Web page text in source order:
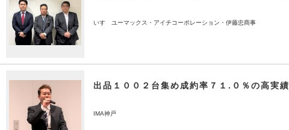
いすゞユーマックス・アイチコーポレーション・伊藤忠商事
出品１００２台集め成約率７１.０％の高実績
IMA神戸